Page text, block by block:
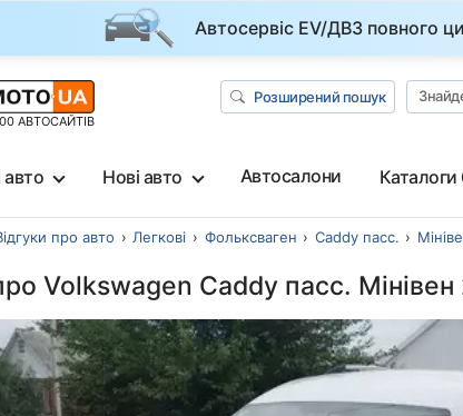
Автосервіс EV/ДВЗ повного
АВТОСАЙТІВ
Розширений пошук
авто Нові авто Автосалони
про авто Легкові Фольксваген Caddy пасс.
Volkswagen Caddy пасс.